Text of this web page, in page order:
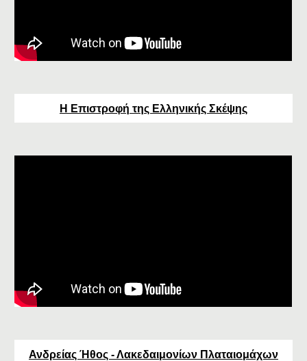
Η Επιστροφή της Ελληνικής Σκέψης
Ανδρείας Ήθος - Λακεδαιμονίων Πλαταιομάχων